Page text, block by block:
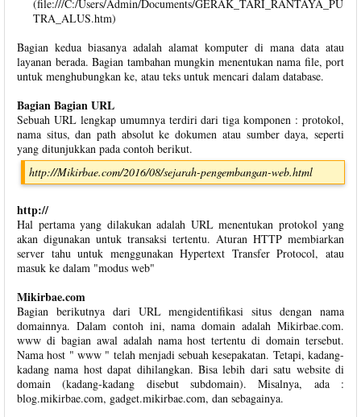
(file:///C:/Users/Admin/Documents/GERAK_TARI_RANTAYA_PU
TRA_ALUS.htm)
Bagian kedua biasanya adalah alamat komputer di mana data atau
layanan berada. Bagian tambahan mungkin menentukan nama file, port
untuk menghubungkan ke, atau teks untuk mencari dalam database.
Bagian Bagian URL
Sebuah URL lengkap umumnya terdiri dari tiga komponen : protokol,
nama situs, dan path absolut ke dokumen atau sumber daya, seperti
yang ditunjukkan pada contoh berikut.
http://Mikirbae.com/2016/08/sejarah-pengembangan-web.html
http://
Hal pertama yang dilakukan adalah URL menentukan protokol yang
akan digunakan untuk transaksi tertentu. Aturan HTTP membiarkan
server tahu untuk menggunakan Hypertext Transfer Protocol, atau
masuk ke dalam "modus web"
Mikirbae.com
Bagian berikutnya dari URL mengidentifikasi situs dengan nama
domainnya. Dalam contoh ini, nama domain adalah Mikirbae.com.
www di bagian awal adalah nama host tertentu di domain tersebut.
Nama host " www " telah menjadi sebuah kesepakatan. Tetapi, kadang-
kadang nama host dapat dihilangkan. Bisa lebih dari satu website di
domain (kadang-kadang disebut subdomain). Misalnya, ada :
blog.mikirbae.com, gadget.mikirbae.com, dan sebagainya.